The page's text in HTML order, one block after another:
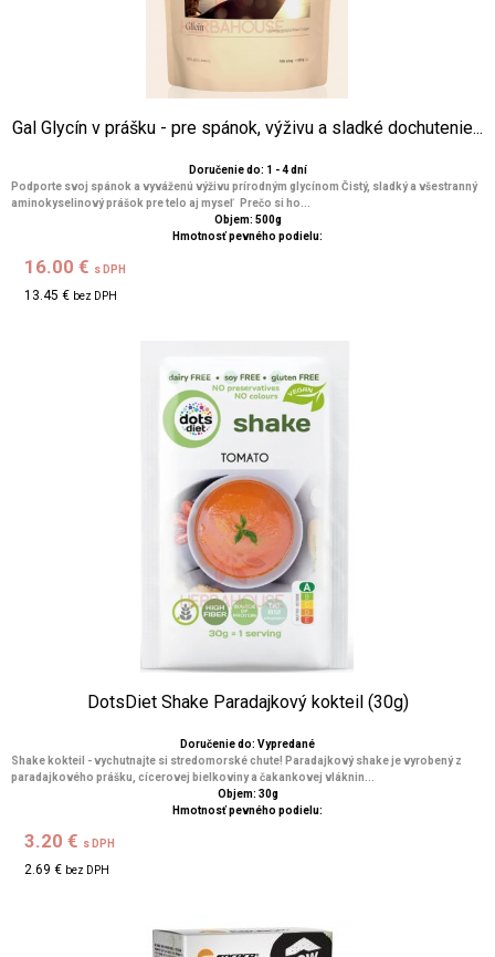
Gal Glycín v prášku - pre spánok, výživu a sladké dochutenie...
Doručenie do: 1 - 4 dní
Podporte svoj spánok a vyváženú výživu prírodným glycínom Čistý, sladký a všestranný
aminokyselinový prášok pre telo aj myseľ Prečo si ho...
Objem: 500g
Hmotnosť pevného podielu:
16.00 € s DPH
13.45 € bez DPH
DotsDiet Shake Paradajkový kokteil (30g)
Doručenie do: Vypredané
Shake kokteil - vychutnajte si stredomorské chute! Paradajkový shake je vyrobený z
paradajkového prášku, cícerovej bielkoviny a čakankovej vláknin...
Objem: 30g
Hmotnosť pevného podielu:
3.20 € s DPH
2.69 € bez DPH